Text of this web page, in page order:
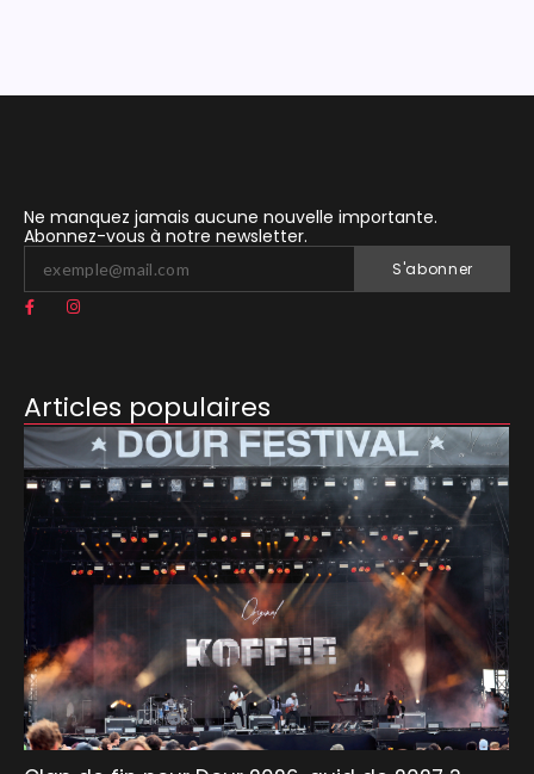
Ne manquez jamais aucune nouvelle importante.
Abonnez-vous à notre newsletter.
S'abonner
Articles populaires